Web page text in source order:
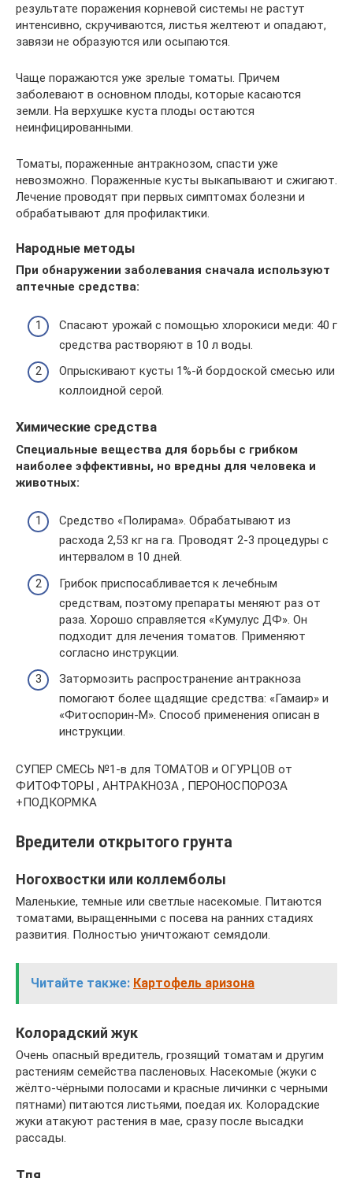
результате поражения корневой системы не растут
интенсивно, скручиваются, листья желтеют и опадают,
завязи не образуются или осыпаются.
Чаще поражаются уже зрелые томаты. Причем
заболевают в основном плоды, которые касаются
земли. На верхушке куста плоды остаются
неинфицированными.
Томаты, пораженные антракнозом, спасти уже
невозможно. Пораженные кусты выкапывают и сжигают.
Лечение проводят при первых симптомах болезни и
обрабатывают для профилактики.
Народные методы
При обнаружении заболевания сначала используют
аптечные средства:
Спасают урожай с помощью хлорокиси меди: 40 г
средства растворяют в 10 л воды.
Опрыскивают кусты 1%-й бордоской смесью или
коллоидной серой.
Химические средства
Специальные вещества для борьбы с грибком
наиболее эффективны, но вредны для человека и
животных:
Средство «Полирама». Обрабатывают из
расхода 2,53 кг на га. Проводят 2-3 процедуры с
интервалом в 10 дней.
Грибок приспосабливается к лечебным
средствам, поэтому препараты меняют раз от
раза. Хорошо справляется «Кумулус ДФ». Он
подходит для лечения томатов. Применяют
согласно инструкции.
Затормозить распространение антракноза
помогают более щадящие средства: «Гамаир» и
«Фитоспорин-М». Способ применения описан в
инструкции.
СУПЕР СМЕСЬ №1-в для ТОМАТОВ и ОГУРЦОВ от
ФИТОФТОРЫ , АНТРАКНОЗА , ПЕРОНОСПОРОЗА
+ПОДКОРМКА
Вредители открытого грунта
Ногохвостки или коллемболы
Маленькие, темные или светлые насекомые. Питаются
томатами, выращенными с посева на ранних стадиях
развития. Полностью уничтожают семядоли.
Читайте также: Картофель аризона
Колорадский жук
Очень опасный вредитель, грозящий томатам и другим
растениям семейства пасленовых. Насекомые (жуки с
жёлто-чёрными полосами и красные личинки с черными
пятнами) питаются листьями, поедая их. Колорадские
жуки атакуют растения в мае, сразу после высадки
рассады.